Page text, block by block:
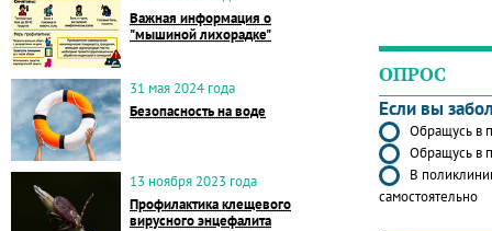
Важная информация о
"мышиной лихорадке"
31 мая 2024 года
Безопасность на воде
13 ноября 2023 года
Профилактика клещевого
вирусного энцефалита
ОПРОС
Если вы
Обращусь в
Обращусь в
В
самостоятельно